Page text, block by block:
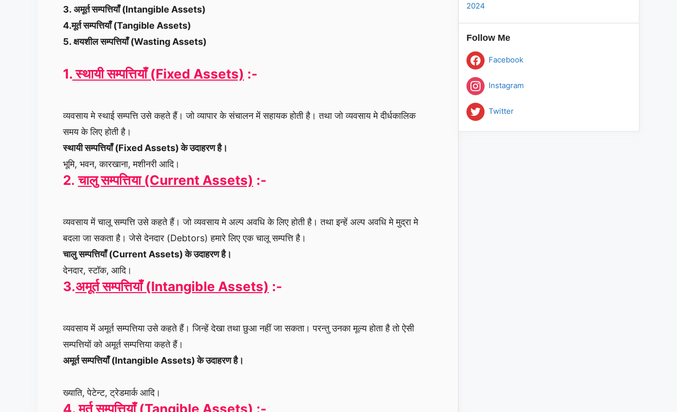
3. अमूर्त सम्पत्तियाँ (Intangible Assets)
4.मूर्त सम्पत्तियाँ (Tangible Assets)
5. क्षयशील सम्पत्तियाँ (Wasting Assets)
1.स्थायी सम्पत्तियाँ (Fixed Assets) :-
व्यवसाय मे स्थाई सम्पत्ति उसे कहते हैं। जो व्यापार के संचालन में सहायक होती है। तथा जो व्यवसाय मे दीर्धकालिक
समय के लिए होती है।
स्थायी सम्पत्तियाँ (Fixed Assets) के उदाहरण है।
भूमि, भवन, कारखाना, मशीनरी आदि।
2.चालु सम्पत्तिया (Current Assets) :-
व्यवसाय में चालू सम्पत्ति उसे कहते हैं। जो व्यवसाय मे अल्प अवधि के लिए होती है। तथा इन्हें अल्प अवधि मे मुद्रा मे
बदला जा सकता है। जेसे देनदार (Debtors) हमारे लिए एक चालू सम्पत्ति है।
चालु सम्पत्तियाँ (Current Assets) के उदाहरण है।
देनदार, स्टॉक, आदि।
3.अमूर्त सम्पत्तियाँ (Intangible Assets) :-
व्यवसाय में अमूर्त सम्पत्तिया उसे कहते हैं। जिन्हें देखा तथा छुआ नहीं जा सकता। परन्तु उनका मूल्य होता है तो ऐसी
सम्पत्तियों को अमूर्त सम्पत्तिया कहते हैं।
अमूर्त सम्पत्तियाँ (Intangible Assets) के उदाहरण है।
ख्याति, पेटेन्ट, ट्रेडमार्क आदि।
4.मूर्त सम्पत्तियाँ (Tangible Assets) :-
2024
Follow Me
Facebook
Instagram
Twitter